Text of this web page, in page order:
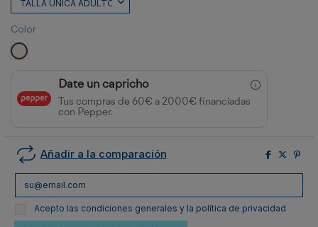
Color
CRUDO
Date un capricho
Tus compras de 60€ a 2000€ financiadas
con Pepper.
Añadir a la comparación
Acepto las condiciones generales y la política de privacidad